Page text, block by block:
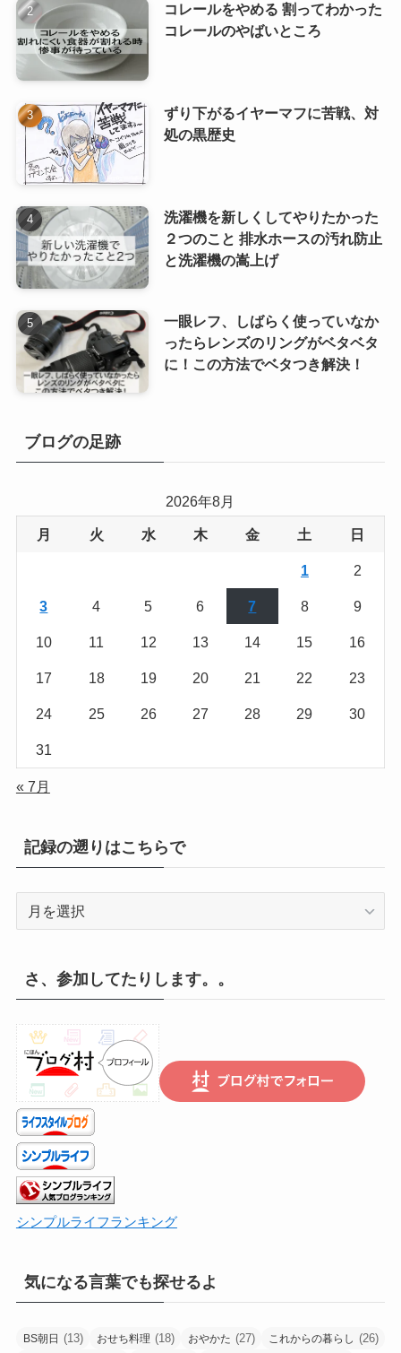
コレールをやめる 割ってわかった
コレールのやばいところ
ずり下がるイヤーマフに苦戦、対
処の黒歴史
洗濯機を新しくしてやりたかった
２つのこと 排水ホースの汚れ防止
と洗濯機の嵩上げ
一眼レフ、しばらく使っていなか
ったらレンズのリングがベタベタ
に！この方法でベタつき解決！
ブログの足跡
2026年8月
月 火 水 木 金 土 日
1 2
3 4 5 6 7 8 9
10 11 12 13 14 15 16
17 18 19 20 21 22 23
24 25 26 27 28 29 30
31
« 7月
記録の遡りはこちらで
り
こ
ち
ら
で
さ、参加してたりします。。
シンプルライフランキング
気になる言葉でも探せるよ
BS朝日 (13) おせち料理 (18) おやかた (27) これからの暮らし (26)